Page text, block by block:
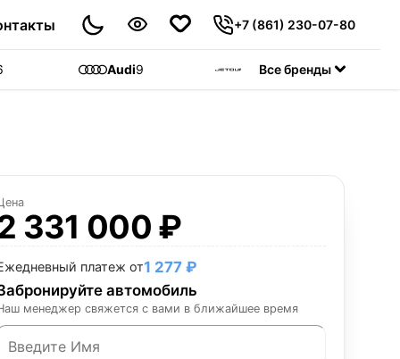
+7 (861) 230-07-80
Audi9 Jetour55
Все бренды
331 000 ₽
платеж от1 277 ₽
автомобиль
менеджер свяжется с вами в ближайшее время